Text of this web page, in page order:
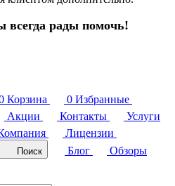
рады помочь!
Корзина 0 Избранные
Акции Контакты
Услуги
Лицензии
Поиск Блог
Обзоры